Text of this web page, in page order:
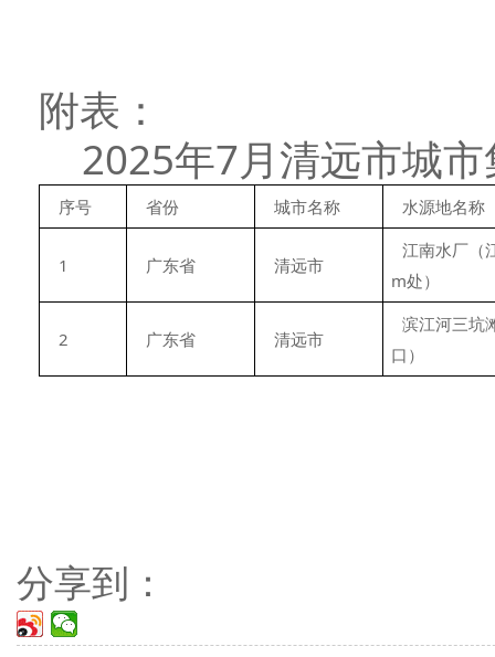
附表：
2025年7月清远市城
序号 省份 城市名称 水源地名称
1 广东省 清远市
江南水厂（
m处）
2 广东省 清远市
滨江河三坑
口）
分享到：